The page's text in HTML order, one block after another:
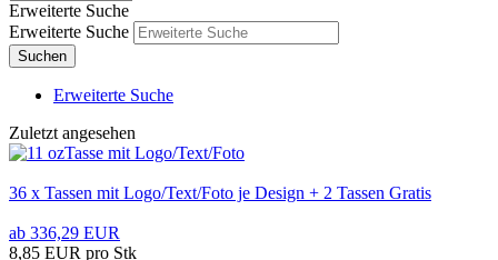
Erweiterte Suche
Erweiterte Suche
Suchen
Erweiterte Suche
Zuletzt angesehen
36 x Tassen mit Logo/Text/Foto je Design + 2 Tassen Gratis
ab 336,29 EUR
8,85 EUR pro Stk